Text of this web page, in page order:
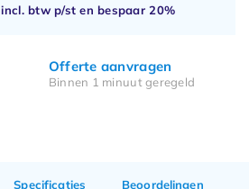
incl. btw p/st en bespaar 20%
Offerte aanvragen
Binnen 1 minuut geregeld
Specificaties Beoordelingen